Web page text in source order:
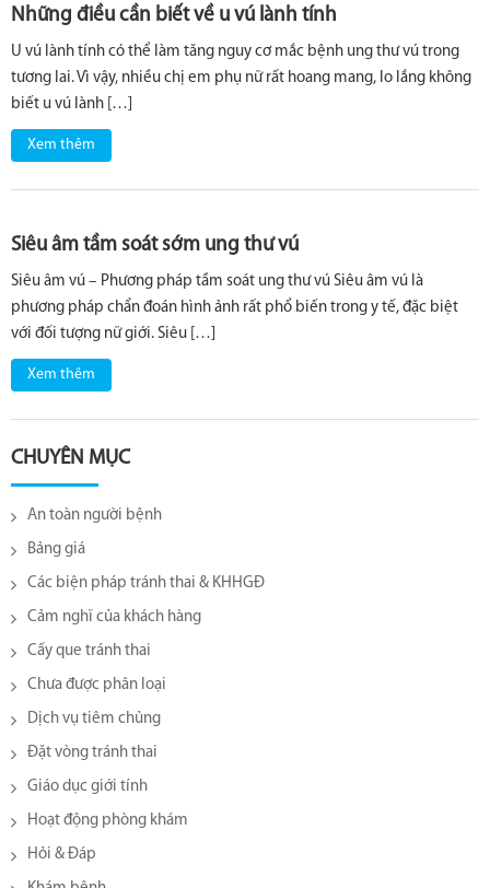
Những điều cần biết về u vú lành tính
U vú lành tính có thể làm tăng nguy cơ mắc bệnh ung thư vú trong
tương lai. Vì vậy, nhiều chị em phụ nữ rất hoang mang, lo lắng không
biết u vú lành […]
Xem thêm
Siêu âm tầm soát sớm ung thư vú
Siêu âm vú – Phương pháp tầm soát ung thư vú Siêu âm vú là
phương pháp chẩn đoán hình ảnh rất phổ biến trong y tế, đặc biệt
với đối tượng nữ giới. Siêu […]
Xem thêm
CHUYÊN MỤC
An toàn người bệnh
Bảng giá
Các biện pháp tránh thai & KHHGĐ
Cảm nghĩ của khách hàng
Cấy que tránh thai
Chưa được phân loại
Dịch vụ tiêm chủng
Đặt vòng tránh thai
Giáo dục giới tính
Hoạt động phòng khám
Hỏi & Đáp